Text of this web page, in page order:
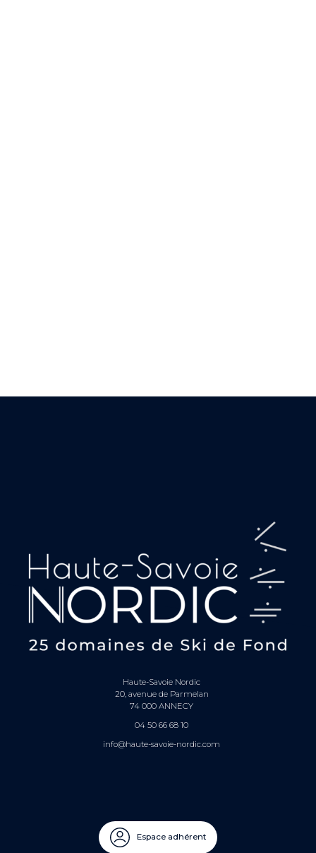
Haute-Savoie Nordic
20, avenue de Parmelan
74 000 ANNECY
04 50 66 68 10
info@haute-savoie-nordic.com
Espace adhérent